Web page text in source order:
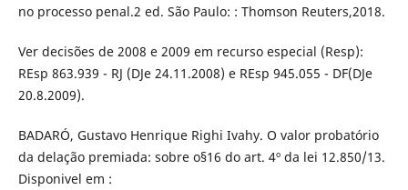
no processo penal.2 ed. São Paulo: : Thomson Reuters,2018.
Ver decisões de 2008 e 2009 em recurso especial (Resp):
REsp 863.939 - RJ (DJe 24.11.2008) e REsp 945.055 - DF(DJe
20.8.2009).
BADARÓ, Gustavo Henrique Righi Ivahy. O valor probatório
da delação premiada: sobre o§16 do art. 4º da lei 12.850/13.
Disponivel em :